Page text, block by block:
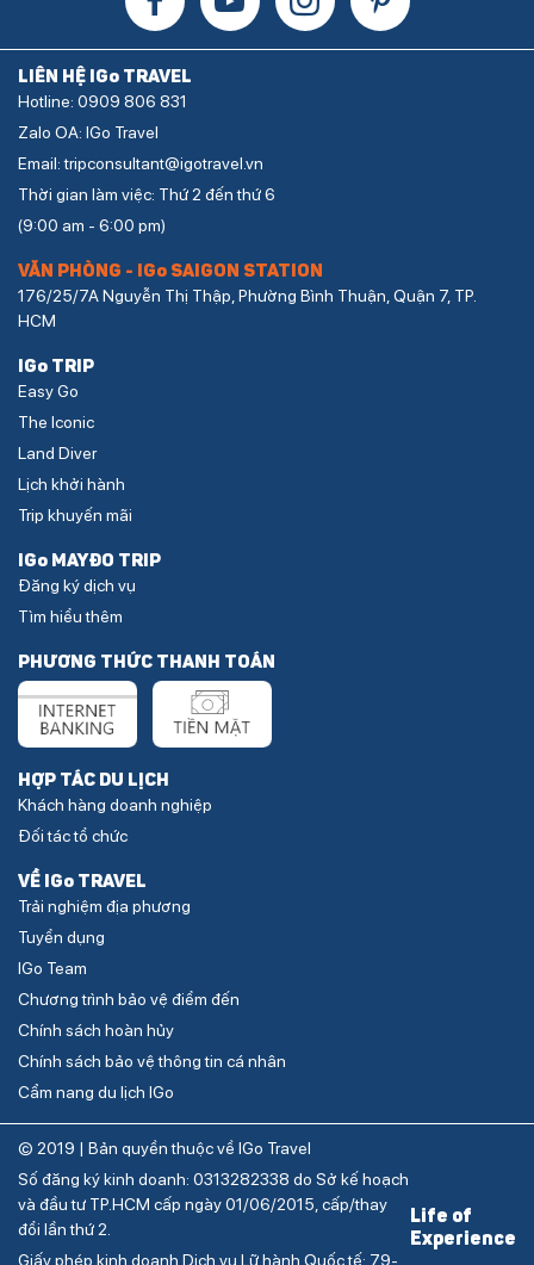
LIÊN HỆ IGo TRAVEL
Hotline: 0909 806 831
Zalo OA: IGo Travel
Email: tripconsultant@igotravel.vn
Thời gian làm việc: Thứ 2 đến thứ 6
(9:00 am - 6:00 pm)
VĂN PHÒNG - IGo SAIGON STATION
176/25/7A Nguyễn Thị Thập, Phường Bình Thuận, Quận 7, TP.
HCM
IGo TRIP
Easy Go
The Iconic
Land Diver
Lịch khởi hành
Trip khuyến mãi
IGo MAYĐO TRIP
Đăng ký dịch vụ
Tìm hiểu thêm
PHƯƠNG THỨC THANH TOÁN
HỢP TÁC DU LỊCH
Khách hàng doanh nghiệp
Đối tác tổ chức
VỀ IGo TRAVEL
Trải nghiệm địa phương
Tuyển dụng
IGo Team
Chương trình bảo vệ điểm đến
Chính sách hoàn hủy
Chính sách bảo vệ thông tin cá nhân
Cẩm nang du lịch IGo
© 2019 | Bản quyền thuộc về IGo Travel
Số đăng ký kinh doanh: 0313282338 do Sở kế hoạch
và đầu tư TP.HCM cấp ngày 01/06/2015, cấp/thay
đổi lần thứ 2.
Giấy phép kinh doanh Dịch vụ Lữ hành Quốc tế: 79-
Life of
Experience